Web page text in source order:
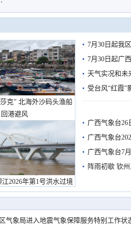
克” 北海外沙码头渔船
回港避风
2026年第1号洪水过境
堤岸见证汛况
7月30日起我
7月30日起广
天气实况和未
受台风“红霞”
有较强降雨
广西气象台26
广西气象台
预警
广西气象台7
阵雨初歇 钦
气象局进入地震气象保障服务特别工作状